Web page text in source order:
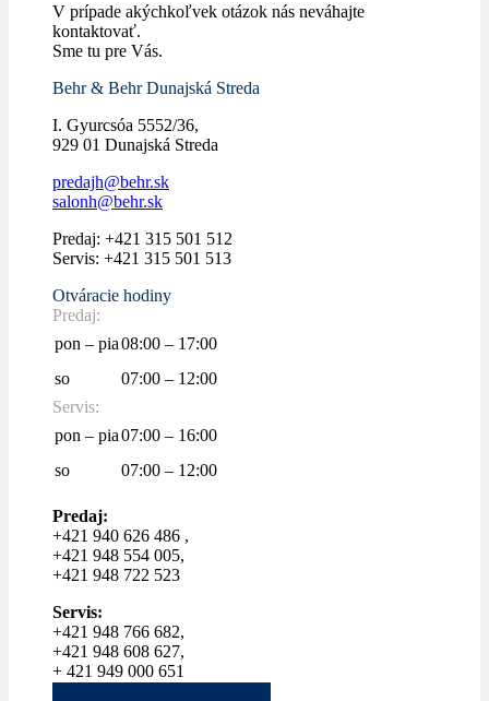
V prípade akýchkoľvek otázok nás neváhajte
kontaktovať.
Sme tu pre Vás.
Behr & Behr Dunajská Streda
I. Gyurcsóa 5552/36,
929 01 Dunajská Streda
predajh@behr.sk
salonh@behr.sk
Predaj: +421 315 501 512
Servis: +421 315 501 513
Otváracie hodiny
Predaj:
pon – pia08:00 – 17:00
so
07:00 – 12:00
Servis:
pon – pia07:00 – 16:00
so
07:00 – 12:00
Predaj:
+421 940 626 486 ,
+421 948 554 005,
+421 948 722 523
Servis:
+421 948 766 682,
+421 948 608 627,
+ 421 949 000 651